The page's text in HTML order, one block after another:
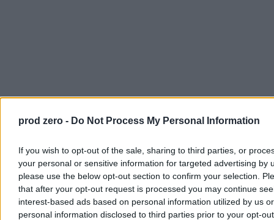
prod zero - Do Not Process My Personal Information
If you wish to opt-out of the sale, sharing to third parties, or
your personal or sensitive information for targeted advertising by
please use the below opt-out section to confirm your selection.
that after your opt-out request is processed you may continue
interest-based ads based on personal information utilized by us or
personal information disclosed to third parties prior to your opt-